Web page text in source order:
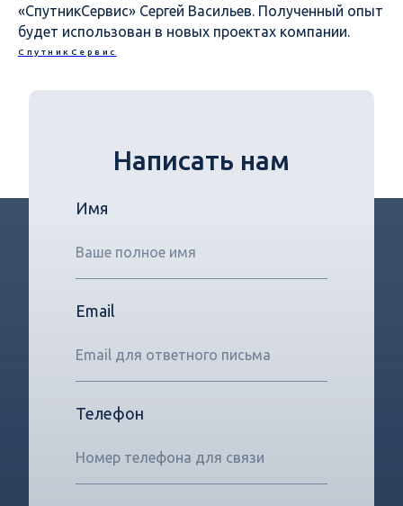
«СпутникСервис» Сергей Васильев. Полученный опыт
будет использован в новых проектах компании.
СпутникСервис
Имя
Email
Телефон
Написать нам